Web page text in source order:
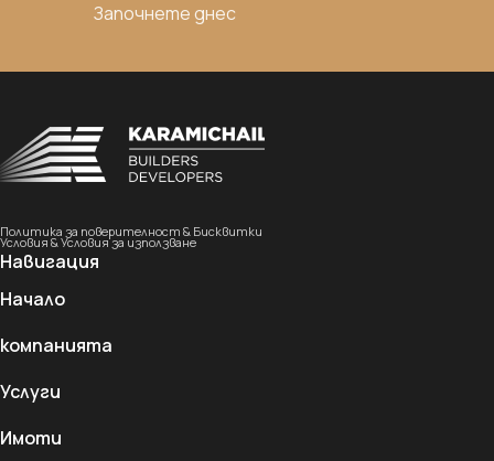
Започнете днес
Политика за поверителност & Бисквитки
Условия & Условия за използване
Навигация
Начало
компанията
Услуги
Имоти